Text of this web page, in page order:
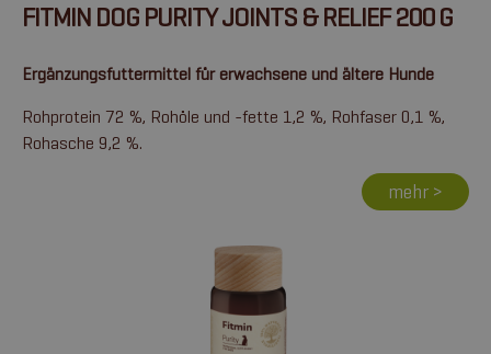
FITMIN DOG PURITY JOINTS & RELIEF 200 G
Ergänzungsfuttermittel für erwachsene und ältere Hunde
Rohprotein 72 %, Rohöle und -fette 1,2 %, Rohfaser 0,1 %,
Rohasche 9,2 %.
mehr >